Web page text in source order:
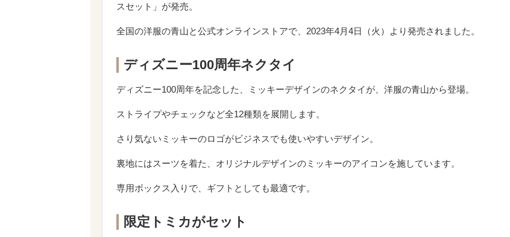
スセット」が発売。
全国の洋服の青山と公式オンラインストアで、2023年4月4日（火）より発売されました。
ディズニー100周年ネクタイ
ディズニー100周年を記念した、ミッキーデザインのネクタイが、洋服の青山から登場。
ストライプやチェックなど全12種類を展開します。
さり気ないミッキーのロゴがビジネスでも使いやすいデザイン。
裏地にはスーツを着た、オリジナルデザインのミッキーのアイコンを施しています。
専用ボックス入りで、ギフトとしても最適です。
限定トミカがセット